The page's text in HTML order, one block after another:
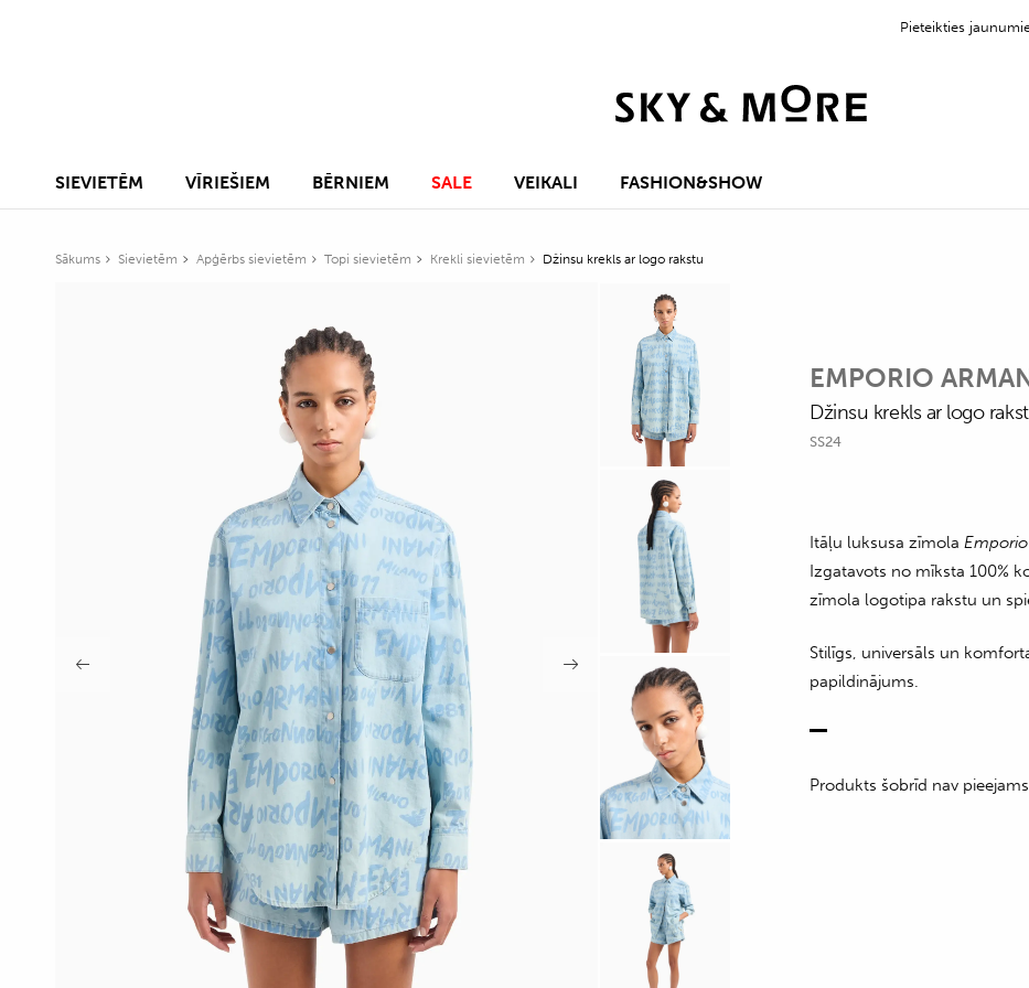
Pieteikties
SIEVIETĒM VĪRIEŠIEM BĒRNIEM SALE VEIKALI FASHION&SHOW
Sākums Sievietēm Apģērbs sievietēm Topi sievietēm Krekli sievietēm Džinsu krekls ar logo rakstu
EMPORIO
Džinsu krekls ar logo
SS24
Itāļu luksusa zīmola
Izgatavots no mīksta 100%
zīmola logotipa rakstu un
Stilīgs, universāls un
papildinājums.
Produkts šobrīd nav